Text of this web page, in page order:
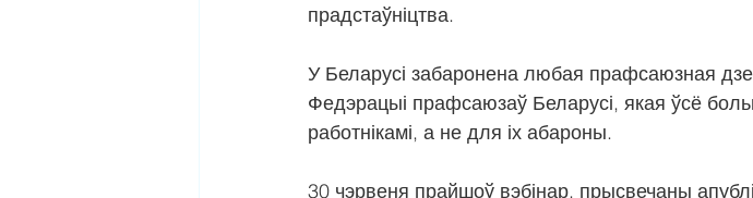
прадстаўніцтва.
У Беларусі забаронена любая прафсаюзная
Федэрацыі прафсаюзаў Беларусі, якая ўсё
работнікамі, а не для іх абароны.
30 чэрвеня прайшоў вэбінар, прысвечаны